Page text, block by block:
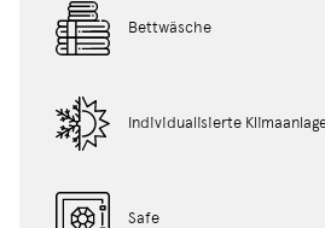
Bettwäsche
Individualisierte
Safe